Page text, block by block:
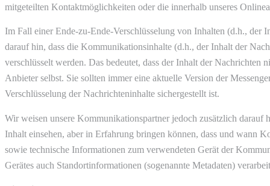
mitgeteilten Kontaktmöglichkeiten oder die innerhalb unseres
Im Fall einer Ende-zu-Ende-Verschlüsselung von Inhalten (d.h.,
darauf hin, dass die Kommunikationsinhalte (d.h., der Inhalt der
verschlüsselt werden. Das bedeutet, dass der Inhalt der Nachrichten
Anbieter selbst. Sie sollten immer eine aktuelle Version der
Verschlüsselung der Nachrichteninhalte sichergestellt ist.
Wir weisen unsere Kommunikationspartner jedoch zusätzlich darauf
Inhalt einsehen, aber in Erfahrung bringen können, dass und wann
sowie technische Informationen zum verwendeten Gerät der
Gerätes auch Standortinformationen (sogenannte Metadaten)